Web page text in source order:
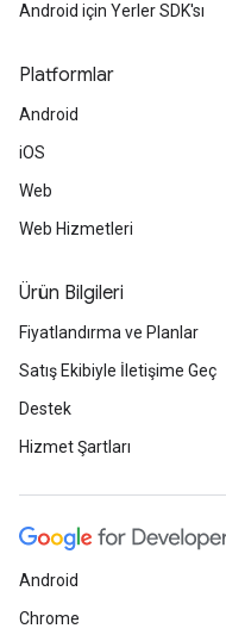
Android için Yerler SDK'sı
Platformlar
Android
iOS
Web
Web Hizmetleri
Ürün Bilgileri
Fiyatlandırma ve Planlar
Satış Ekibiyle İletişime Geç
Destek
Hizmet Şartları
Android
Chrome